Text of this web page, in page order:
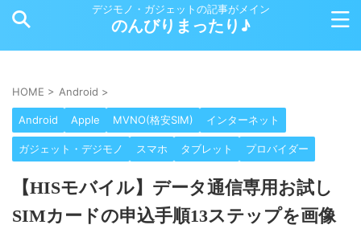
デジモノ・ガジェットの記事がメイン
のんびりまったり♪
HOME > Android >
Android Apple MVNO(格安SIM) インターネット
ガジェット・デジモノ スマホ タブレット プロバイダー
【HISモバイル】データ通信専用お試し
SIMカードの申込手順13ステップを画像